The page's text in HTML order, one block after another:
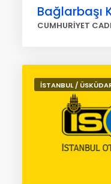
Bağlarbaşı
CUMHURİYET
İSTANBUL /